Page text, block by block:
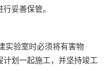
妥善保管。
实验室时必须将有害物
划一起施工，并坚持竣工